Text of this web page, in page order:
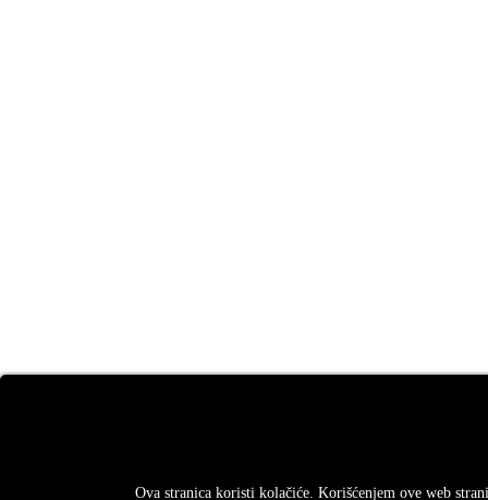
Ova stranica koristi kolačiće. Korišćenjem ove web